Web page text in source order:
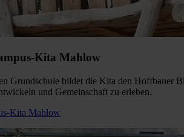
Kita Mahlow
Grundschule bildet die Kita den Hoffbauer
und Gemeinschaft zu erleben.
Kita Mahlow